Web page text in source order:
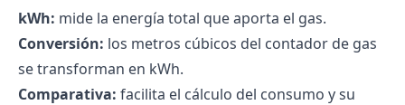
kWh: mide la energía total que aporta el gas.
Conversión: los metros cúbicos del contador de gas
se transforman en kWh.
Comparativa: facilita el cálculo del consumo y su